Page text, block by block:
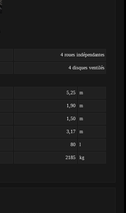
4 roues indépendantes
4 disques ventilés
5,25 m
1,90 m
1,50 m
3,17 m
80 l
2185 kg